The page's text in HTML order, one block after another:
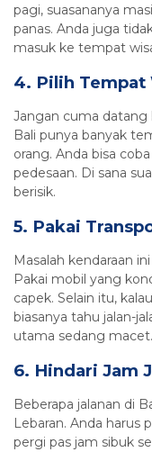
pagi, suasananya
panas. Anda juga
masuk ke tempat
4. Pilih
Jangan cuma datang
Bali punya banyak
orang. Anda bisa
pedesaan. Di sana
berisik.
5. Pakai
Masalah kendaraan
Pakai mobil yang
capek. Selain itu,
biasanya tahu jalan-
utama sedang macet.
6. Hindari Jam
Beberapa jalanan di
Lebaran. Anda harus
pergi pas jam sibuk